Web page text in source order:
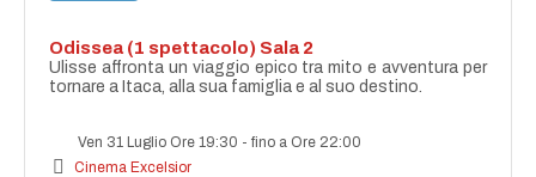
Odissea (1 spettacolo) Sala 2
Ulisse affronta un viaggio epico tra mito e avventura per
tornare a Itaca, alla sua famiglia e al suo destino.
Ven 31 Luglio Ore 19:30 -fino a Ore 22:00
Cinema Excelsior